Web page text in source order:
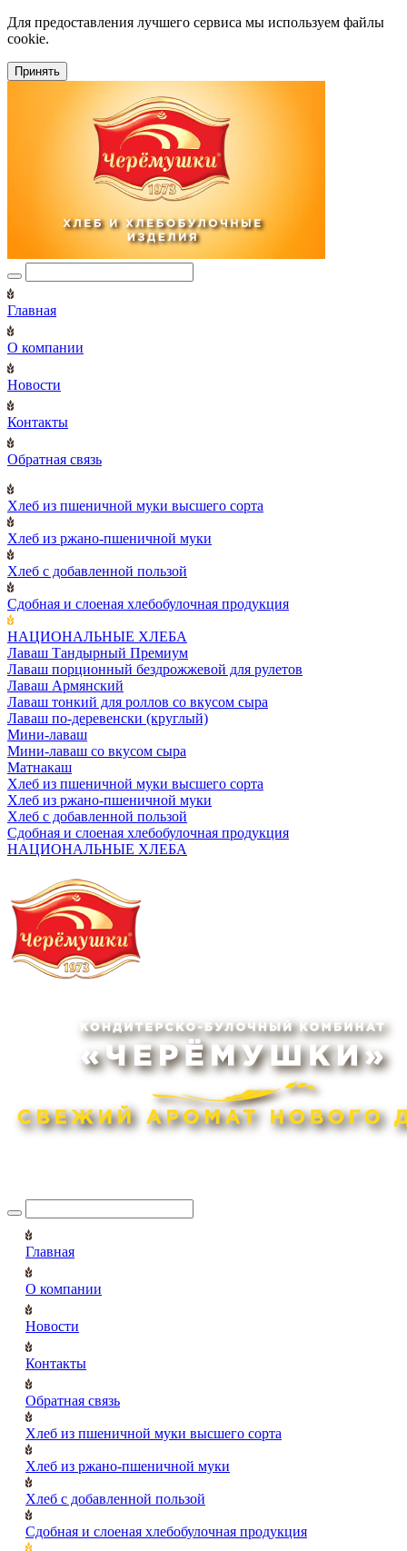
Для предоставления лучшего сервиса мы используем файлы
cookie.
Принять
Главная
О компании
Новости
Контакты
Обратная связь
Хлеб из пшеничной муки высшего сорта
Хлеб из ржано-пшеничной муки
Хлеб с добавленной пользой
Сдобная и слоеная хлебобулочная продукция
НАЦИОНАЛЬНЫЕ ХЛЕБА
Лаваш Тандырный Премиум
Лаваш порционный бездрожжевой для рулетов
Лаваш Армянский
Лаваш тонкий для роллов со вкусом сыра
Лаваш по-деревенски (круглый)
Мини-лаваш
Мини-лаваш со вкусом сыра
Матнакаш
Хлеб из пшеничной муки высшего сорта
Хлеб из ржано-пшеничной муки
Хлеб с добавленной пользой
Сдобная и слоеная хлебобулочная продукция
НАЦИОНАЛЬНЫЕ ХЛЕБА
Главная
О компании
Новости
Контакты
Обратная связь
Хлеб из пшеничной муки высшего сорта
Хлеб из ржано-пшеничной муки
Хлеб с добавленной пользой
Сдобная и слоеная хлебобулочная продукция